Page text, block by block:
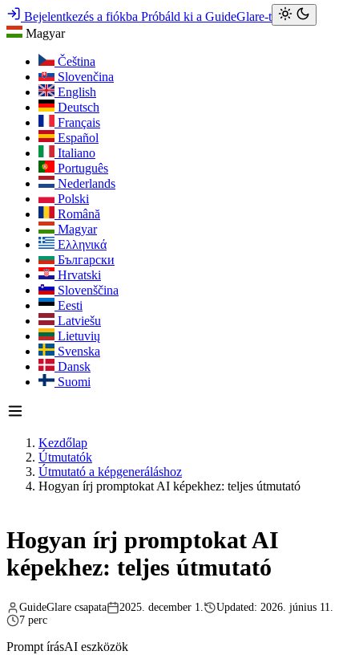
Bejelentkezés a fiókba Próbáld ki a GuideGlare-t
Magyar
Čeština
Slovenčina
English
Deutsch
Français
Español
Italiano
Português
Nederlands
Polski
Română
Magyar
Ελληνικά
Български
Hrvatski
Slovenščina
Eesti
Latviešu
Lietuvių
Svenska
Dansk
Suomi
Kezdőlap
Útmutatók
Útmutató a képgeneráláshoz
Hogyan írj promptokat AI képekhez: teljes útmutató
Hogyan írj promptokat AI
képekhez: teljes útmutató
GuideGlare csapata 2025. december 1.
Updated: 2026. június 11.
7 perc
Prompt írásAI eszközök